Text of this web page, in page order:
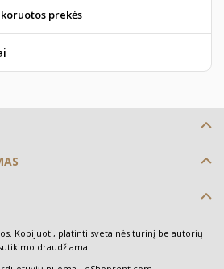
prekės
Kopijuoti, platinti svetainės turinį be autorių
draudžiama.